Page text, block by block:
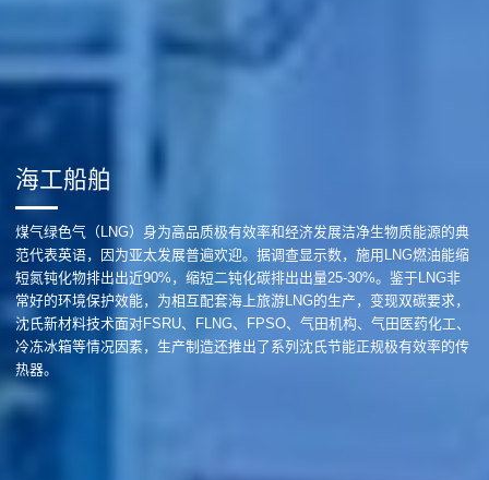
海工船舶
煤气绿色气（LNG）身为高品质极有效率和经济发展洁净生物质能源的典
范代表英语，因为亚太发展普遍欢迎。据调查显示数，施用LNG燃油能缩
短氮钝化物排出出近90%，缩短二钝化碳排出出量25-30%。鉴于LNG非
常好的环境保护效能，为相互配套海上旅游LNG的生产，变现双碳要求，
沈氏新材料技术面对FSRU、FLNG、FPSO、气田机构、气田医药化工、
冷冻冰箱等情况因素，生产制造还推出了系列沈氏节能正规极有效率的传
热器。